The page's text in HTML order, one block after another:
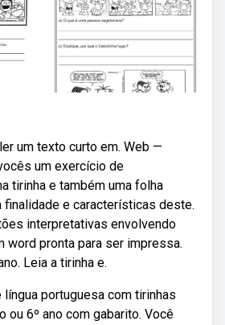
um texto curto em. Web —
um exercício de
tirinha e também uma folha
finalidade e características deste.
interpretativas envolvendo
word pronta para ser impressa.
Leia a tirinha e.
portuguesa com tirinhas
ou 6º ano com gabarito. Você